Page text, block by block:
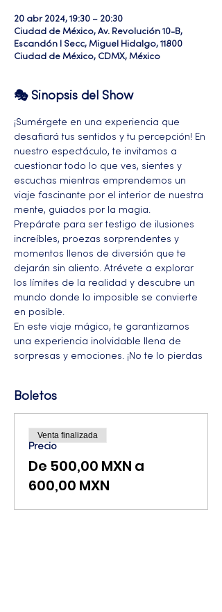
20 abr 2024, 19:30 – 20:30
Ciudad de México, Av. Revolución 10-B,
Escandón I Secc, Miguel Hidalgo, 11800
Ciudad de México, CDMX, México
🎭 Sinopsis del Show
¡Sumérgete en una experiencia que
desafiará tus sentidos y tu percepción! En
nuestro espectáculo, te invitamos a
cuestionar todo lo que ves, sientes y
escuchas mientras emprendemos un
viaje fascinante por el interior de nuestra
mente, guiados por la magia.
Prepárate para ser testigo de ilusiones
increíbles, proezas sorprendentes y
momentos llenos de diversión que te
dejarán sin aliento. Atrévete a explorar
los límites de la realidad y descubre un
mundo donde lo imposible se convierte
en posible.
En este viaje mágico, te garantizamos
una experiencia inolvidable llena de
sorpresas y emociones. ¡No te lo pierdas
Boletos
Precio
De 500,00 MXN a
600,00 MXN
Venta finalizada